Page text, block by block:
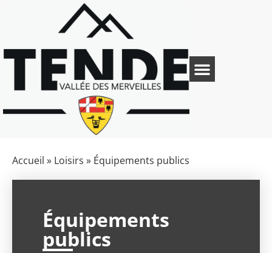
Accueil » Loisirs » Équipements publics
Équipements
publics